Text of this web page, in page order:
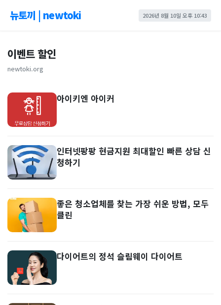
뉴토끼 | newtoki 2026년 8월 10일 오후 10:43
이벤트 할인
newtoki.org
아이키엔 아이커
인터넷팡팡 현금지원 최대할인 빠른 상담 신
청하기
좋은 청소업체를 찾는 가장 쉬운 방법, 모두
클린
다이어트의 정석 슬림웨이 다이어트